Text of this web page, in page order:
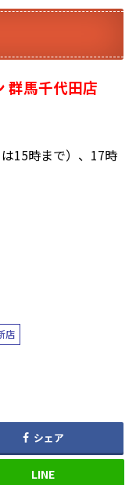
群馬千代田店
15時まで）、17時
店
シェア